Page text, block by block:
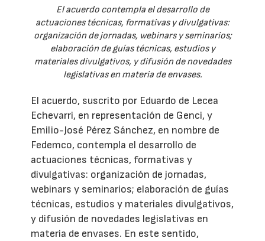
El acuerdo contempla el desarrollo de
actuaciones técnicas, formativas y divulgativas:
organización de jornadas, webinars y seminarios;
elaboración de guías técnicas, estudios y
materiales divulgativos, y difusión de novedades
legislativas en materia de envases.
El acuerdo, suscrito por Eduardo de Lecea
Echevarri, en representación de Genci, y
Emilio-José Pérez Sánchez, en nombre de
Fedemco, contempla el desarrollo de
actuaciones técnicas, formativas y
divulgativas: organización de jornadas,
webinars y seminarios; elaboración de guías
técnicas, estudios y materiales divulgativos,
y difusión de novedades legislativas en
materia de envases. En este sentido,